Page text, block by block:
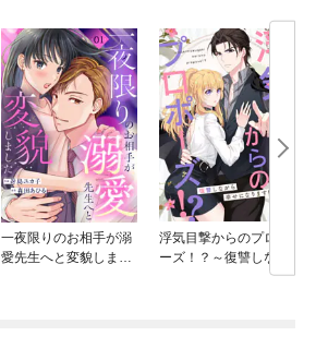
一夜限りのお相手が溺
愛先生へと変貌しまし
浮気目撃からのプロポ
ーズ！？～復讐しなが
ら幸せになります！～